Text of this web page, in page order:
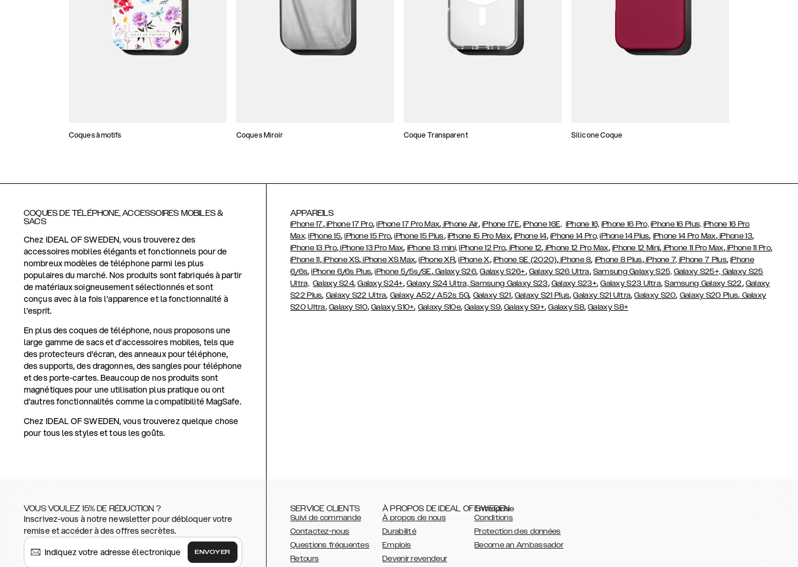
Coques à motifs Coques Miroir Coque Transparent Silicone Coque
COQUES DE TÉLÉPHONE, ACCESSOIRES MOBILES &
SACS
Chez IDEAL OF SWEDEN, vous trouverez des
accessoires mobiles élégants et fonctionnels pour de
nombreux modèles de téléphone parmi les plus
populaires du marché. Nos produits sont fabriqués à partir
de matériaux soigneusement sélectionnés et sont
conçus avec à la fois l'apparence et la fonctionnalité à
l'esprit.
En plus des coques de téléphone, nous proposons une
large gamme de sacs et d'accessoires mobiles, tels que
des protecteurs d'écran, des anneaux pour téléphone,
des supports, des dragonnes, des sangles pour téléphone
et des porte-cartes. Beaucoup de nos produits sont
magnétiques pour une utilisation plus pratique ou ont
d'autres fonctionnalités comme la compatibilité MagSafe.
Chez IDEAL OF SWEDEN, vous trouverez quelque chose
pour tous les styles et tous les goûts.
APPAREILS
iPhone 17,iPhone 17 Pro,iPhone 17 Pro Max, iPhone Air, iPhone 17E,iPhone 16E, iPhone 16, iPhone 16 Pro, iPhone 16 Plus, iPhone 16 Pro
Max, iPhone 15,iPhone 15 Pro,iPhone 15 Plus, iPhone 15 Pro Max,iPhone 14, iPhone 14 Pro, iPhone 14 Plus, iPhone 14 Pro Max,iPhone 13,
iPhone 13 Pro, iPhone 13 Pro Max, iPhone 13 mini, iPhone 12 Pro, iPhone 12, iPhone 12 Pro Max, iPhone 12 Mini, iPhone 11 Pro Max,iPhone 11 Pro,
iPhone 11,iPhone XS,iPhone XS Max,iPhone XR,iPhone X, iPhone SE (2020),iPhone 8, iPhone 8 Plus,iPhone 7, iPhone 7 Plus,iPhone
6/6s,iPhone 6/6s Plus,iPhone 5/5s/SE,Galaxy S26,Galaxy S26+, Galaxy S26 Ultra, Samsung Galaxy S25, Galaxy S25+, Galaxy S25
Ultra, Galaxy S24,Galaxy S24+, Galaxy S24 Ultra,Samsung Galaxy S23, Galaxy S23+,Galaxy S23 Ultra,Samsung Galaxy S22, Galaxy
S22 Plus, Galaxy S22 Ultra, Galaxy A52/ A52s 5G, Galaxy S21, Galaxy S21 Plus,Galaxy S21 Ultra,Galaxy S20, Galaxy S20 Plus, Galaxy
S20 Ultra, Galaxy S10,Galaxy S10+, Galaxy S10e,Galaxy S9,Galaxy S9+,Galaxy S8,Galaxy S8+
VOUS VOULEZ 15% DE RÉDUCTION ?
Inscrivez-vous à notre newsletter pour débloquer votre
remise et accéder à des offres secrètes.
ENVOYER
SERVICE CLIENTS
Suivi de commande
Contactez-nous
Questions fréquentes
Retours
À PROPOS DE IDEAL OF SWEDEN
À propos de nous
Durabilité
Emplois
Devenir revendeur
Entreprise
Conditions
Protection des données
Become an Ambassador